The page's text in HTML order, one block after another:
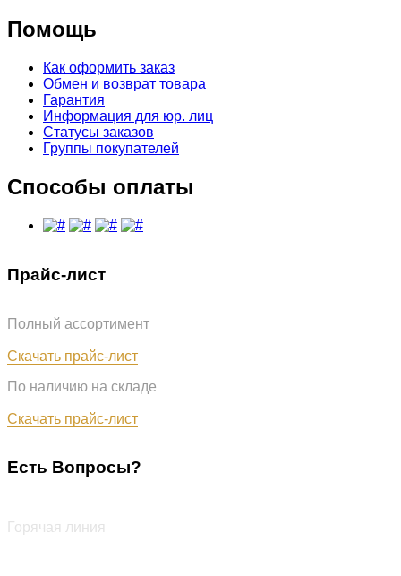
Помощь
Как оформить заказ
Обмен и возврат товара
Гарантия
Информация для юр. лиц
Статусы заказов
Группы покупателей
Способы оплаты
Прайс-лист
Полный ассортимент
Скачать прайс-лист
По наличию на складе
Скачать прайс-лист
Есть Вопросы?
Горячая линия